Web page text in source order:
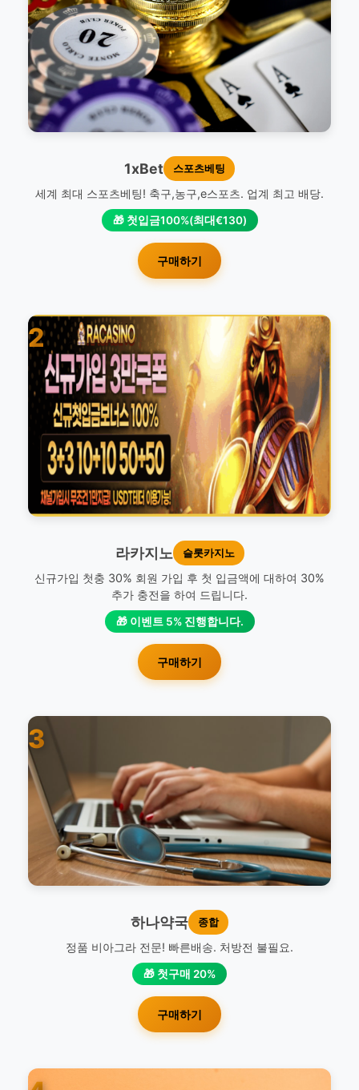
1xBet 스포츠베팅
세계 최대 스포츠베팅! 축구,농구,e스포츠. 업계 최고 배당.
🎁 첫입금100%(최대€130)
구매하기
2
라카지노 슬롯카지노
신규가입 첫충 30% 회원 가입 후 첫 입금액에 대하여 30%
추가 충전을 하여 드립니다.
🎁 이벤트 5% 진행합니다.
구매하기
3
하나약국 종합
정품 비아그라 전문! 빠른배송. 처방전 불필요.
🎁 첫구매 20%
구매하기